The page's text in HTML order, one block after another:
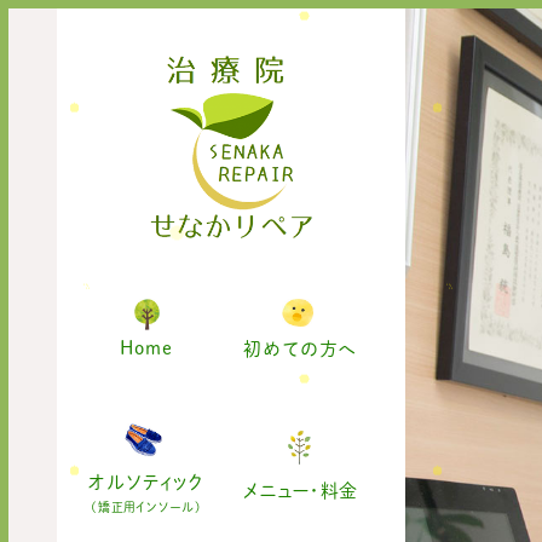
Home 初めての方へ
オルソティック
(矯正用インソール)
メニュー・料金